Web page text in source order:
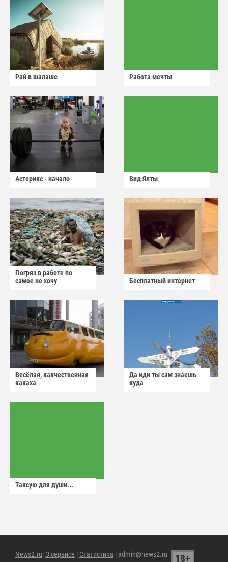
Рай в шалаше Работа мечты
Астерикс - начало Вид Ялты
Погряз в работе по
самое не хочу
Бесплатный интернет
Весёлая, какчественная
какаха
Да иди ты сам знаешь
куда
Таксую для души...
News2.ru: О сервисе | Статистика | admin@news2.ru 18+